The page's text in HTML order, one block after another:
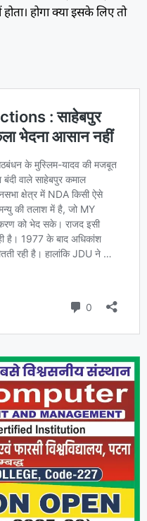
होगा क्या इसके लिए तो